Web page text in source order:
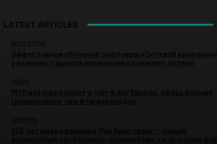
LATEST ARTICLES
ЭНЕРГЕТИКА
Эффективное обучение: партнеры «Сетевой
удваивают выпуск продукции и снижают потери